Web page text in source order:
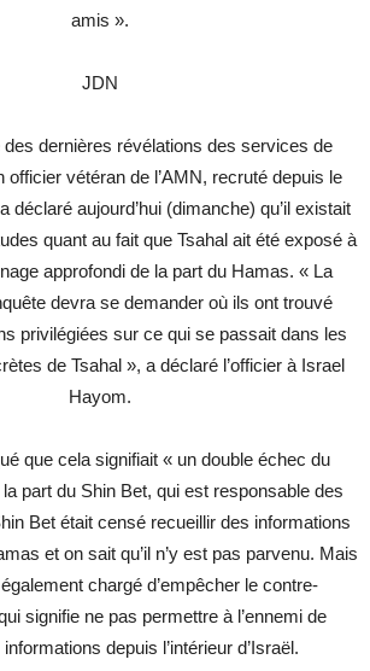
amis ».
JDN
dernières révélations des services de
officier vétéran de l’AMN, recruté depuis le
déclaré aujourd’hui (dimanche) qu’il existait
quant au fait que Tsahal ait été exposé à
approfondi de la part du Hamas. « La
devra se demander où ils ont trouvé
privilégiées sur ce qui se passait dans les
de Tsahal », a déclaré l’officier à Israel
Hayom.
que cela signifiait « un double échec du
part du Shin Bet, qui est responsable des
Bet était censé recueillir des informations
et on sait qu’il n’y est pas parvenu. Mais
chargé d’empêcher le contre-
signifie ne pas permettre à l’ennemi de
depuis l’intérieur d’Israël.